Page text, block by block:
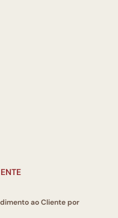
ao Cliente por